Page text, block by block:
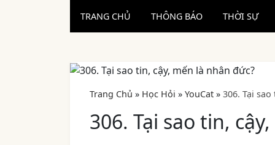
TRANG CHỦ THÔNG BÁO THỜI SỰ
Trang Chủ » Học Hỏi » YouCat » 306. Tại
306. Tại sao tin,